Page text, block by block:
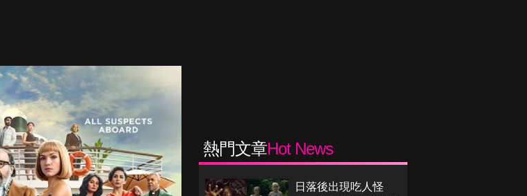
熱門文章Hot News
日落後出現吃人怪